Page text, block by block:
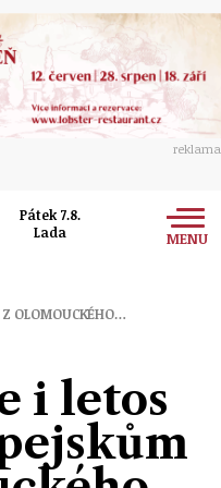
reklama
Pátek 7.8.
Lada
MENU
Z OLOMOUCKÉHO…
i letos